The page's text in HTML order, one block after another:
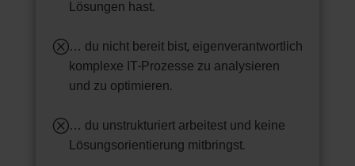
Lösungen hast.
Q… du nicht bereit bist, eigenverantwortlich
komplexe IT-Prozesse zu analysieren
und zu optimieren.
Q… du unstrukturiert arbeitest und keine
Lösungsorientierung mitbringst.